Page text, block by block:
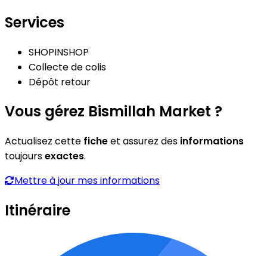
Services
SHOPINSHOP
Collecte de colis
Dépôt retour
Vous gérez Bismillah Market ?
Actualisez cette ficheet assurez des informations
toujoursexactes.
Mettre à jour mes informations
Itinéraire